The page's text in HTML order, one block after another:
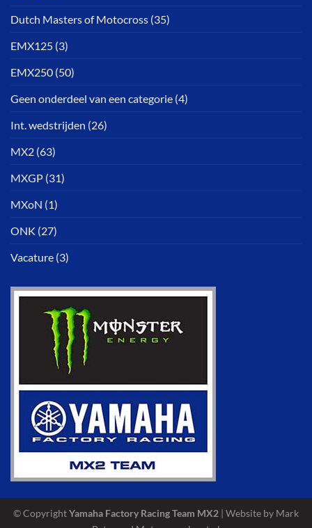
Dutch Masters of Motocross (35)
EMX125 (3)
EMX250 (50)
Geen onderdeel van een categorie (4)
Int. wedstrijden (26)
MX2 (63)
MXGP (31)
MXoN (1)
ONK (27)
Vacature (3)
© CopyrightYamaha Factory Racing Team MX2 | Website by Mark